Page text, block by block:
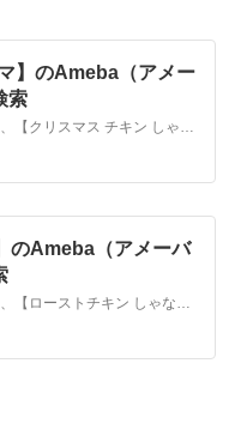
】のAmeba（アメー
索
Ameba（アメーバブログ）内に存在する、【クリスマス チキン しゃなママ】に関連するブログの検索結果です。
のAmeba（アメーバ
Ameba（アメーバブログ）内に存在する、【ローストチキン しゃなママ】に関連するブログの検索結果です。